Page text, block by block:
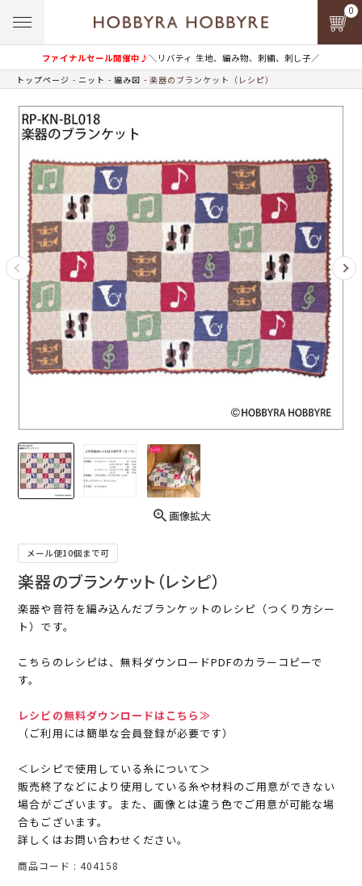
ファイナルセール開催中♪＼リバティ 生地、編み物、刺繍、刺し子／
0
トップページ ニット 編み図 楽器のブランケット（レシピ）
画像拡大
メール便10個まで可
楽器のブランケット（レシピ）
楽器や音符を編み込んだブランケットのレシピ（つくり方シー
ト）です。
こちらのレシピは、無料ダウンロードPDFのカラーコピーで
す。
レシピの無料ダウンロードはこちら≫
（ご利用には簡単な会員登録が必要です）
＜レシピで使用している糸について＞
販売終了などにより使用している糸や材料のご用意ができない
場合がございます。また、画像とは違う色でご用意が可能な場
合もございます。
詳しくはお問い合わせください。
商品コード 404158